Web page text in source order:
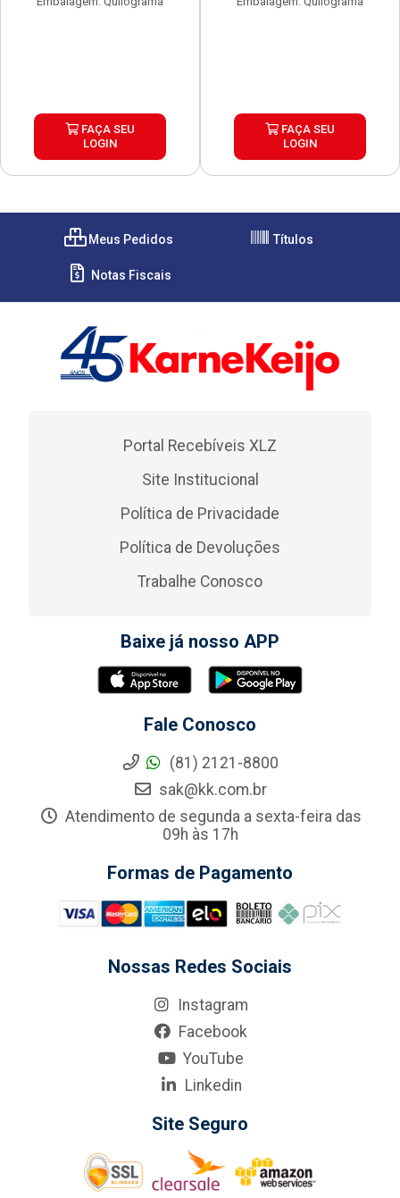
FAÇA SEU
LOGIN
FAÇA SEU
LOGIN
Meus Pedidos Títulos
Notas Fiscais
Portal Recebíveis XLZ
Site Institucional
Política de Privacidade
Política de Devoluções
Trabalhe Conosco
Baixe já nosso APP
Fale Conosco
(81) 2121-8800
sak@kk.com.br
Atendimento de segunda a sexta-feira das
09h às 17h
Formas de Pagamento
Nossas Redes Sociais
Instagram
Facebook
YouTube
Linkedin
Site Seguro